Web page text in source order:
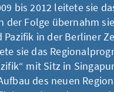
bis 2012 leitete sie
der Folge übernahm
in der Berliner
sie das
mit Sitz in
des neuen